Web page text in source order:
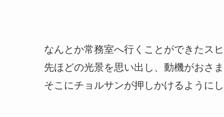
なんとか常務室へ行くことができたス
先ほどの光景を思い出し、動機がおさ
そこにチョルサンが押しかけるように